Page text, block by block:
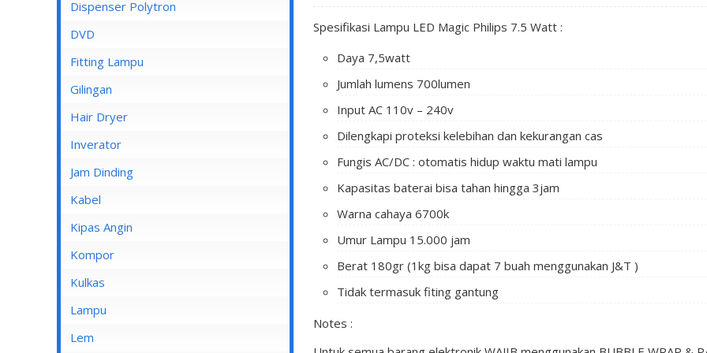
Spesifikasi Lampu LED Magic Philips 7.5 Watt :
Daya 7,5watt
Jumlah lumens 700lumen
Input AC 110v – 240v
Dilengkapi proteksi kelebihan dan kekurangan cas
Fungis AC/DC : otomatis hidup waktu mati lampu
Kapasitas baterai bisa tahan hingga 3jam
Warna cahaya 6700k
Umur Lampu 15.000 jam
Berat 180gr (1kg bisa dapat 7 buah menggunakan J&T )
Tidak termasuk fiting gantung
Notes :
Dispenser Cosmos
Dispenser Miyako
Dispenser Sanken
Dispenser Polytron
DVD
Fitting Lampu
Gilingan
Hair Dryer
Inverator
Jam Dinding
Kabel
Inbow/Outbow T Dus
Kabel Aksesoris
Kabel Antena
Kabel BC
Kipas Angin
Kipas Angin Berdiri
Kipas Angin Dinding
Kipas Angin Duduk
Kipas Angin Gantung
Kompor
Kompor Rinnai
Kulkas
LG
POLYTRON
Lampu
Fitting Lampu
Lem